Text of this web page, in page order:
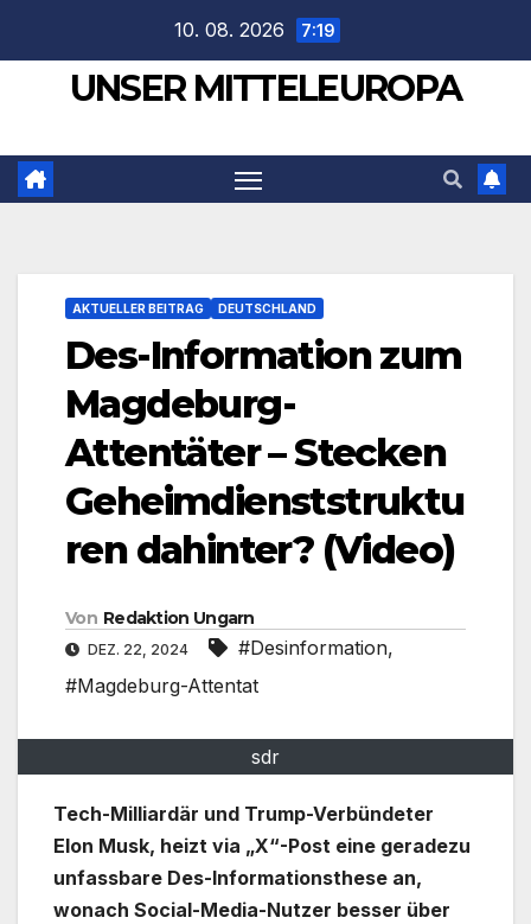
springen
10. 08. 2026 7:19
UNSER MITTELEUROPA
AKTUELLER BEITRAG DEUTSCHLAND
Des-Information zum
Magdeburg-
Attentäter – Stecken
Geheimdienststruktu
ren dahinter? (Video)
Von Redaktion Ungarn
DEZ. 22, 2024 #Desinformation,
#Magdeburg-Attentat
sdr
Tech-Milliardär und Trump-Verbündeter
Elon Musk, heizt via „X“-Post eine geradezu
unfassbare Des-Informationsthese an,
wonach Social-Media-Nutzer besser über